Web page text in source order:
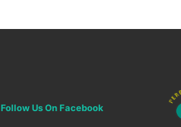
Follow Us On Facebook